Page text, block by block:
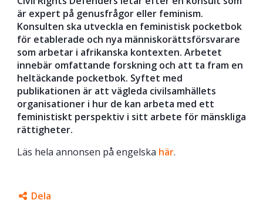
är expert på genusfrågor eller feminism.
Konsulten ska utveckla en feministisk pocketbok
för etablerade och nya människorättsförsvarare
som arbetar i afrikanska kontexten. Arbetet
innebär omfattande forskning och att ta fram en
heltäckande pocketbok. Syftet med
publikationen är att vägleda civilsamhällets
organisationer i hur de kan arbeta med ett
feministiskt perspektiv i sitt arbete för mänskliga
rättigheter.
Läs hela annonsen på engelska här.
Dela